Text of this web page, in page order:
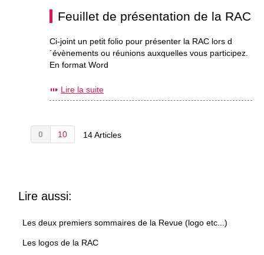
Feuillet de présentation de la RAC
Ci-joint un petit folio pour présenter la RAC lors d
´évènements ou réunions auxquelles vous participez.
En format Word
Lire la suite
0 10 14 Articles
Lire aussi:
Les deux premiers sommaires de la Revue (logo etc...)
Les logos de la RAC